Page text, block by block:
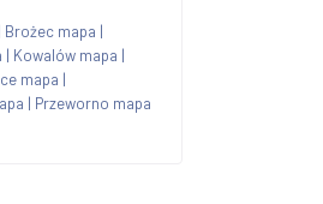
Brożec mapa |
| Kowalów mapa |
mapa |
| Przeworno mapa